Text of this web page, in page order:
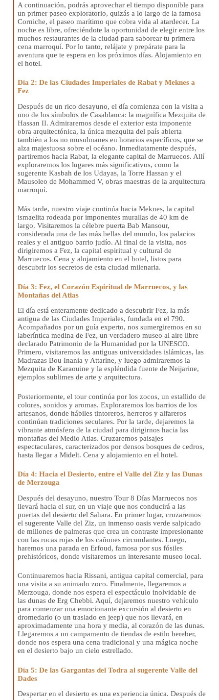
A continuación, podrás aprovechar el tiempo disponible para
un primer paseo exploratorio, quizás a lo largo de la famosa
Corniche, el paseo marítimo que cobra vida al atardecer. La
noche es libre, ofreciéndote la oportunidad de elegir entre los
muchos restaurantes de la ciudad para saborear tu primera
cena marroquí. Por lo tanto, relájate y prepárate para la
aventura que te espera en los próximos días. Alojamiento en
el hotel.
Día 2: De las Ciudades Imperiales de Rabat y Meknes a
Fez
Después de un rico desayuno, el día comienza con la visita a
uno de los símbolos de Casablanca: la magnífica Mezquita de
Hassan II. Admiraremos desde el exterior esta imponente
obra arquitectónica, la única mezquita del país abierta
también a los no musulmanes en horarios específicos, que se
alza majestuosa sobre el océano. Inmediatamente después,
partiremos hacia Rabat, la elegante capital de Marruecos. Allí
exploraremos los lugares más significativos, como la
sugerente Kasbah de los Udayas, la Torre Hassan y el
Mausoleo de Mohammed V, obras maestras de la arquitectura
marroquí.
Más tarde, nuestro viaje continúa hacia Meknes, la capital
ismaelita rodeada por imponentes murallas de 40 km de
largo. Visitaremos la célebre puerta Bab Mansour,
considerada una de las más bellas del mundo, los palacios
reales y el antiguo barrio judío. Al final de la visita, nos
dirigiremos a Fez, la capital espiritual y cultural de
Marruecos. Cena y alojamiento en el hotel, listos para
descubrir los secretos de esta ciudad milenaria.
Día 3: Fez, el Corazón Espiritual de Marruecos, y las
Montañas del Atlas
El día está enteramente dedicado a descubrir Fez, la más
antigua de las Ciudades Imperiales, fundada en el 790.
Acompañados por un guía experto, nos sumergiremos en su
laberíntica medina de Fez, un verdadero museo al aire libre
declarado Patrimonio de la Humanidad por la UNESCO.
Primero, visitaremos las antiguas universidades islámicas, las
Madrazas Bou Inania y Attarine, y luego admiraremos la
Mezquita de Karaouine y la espléndida fuente de Neijarine,
ejemplos sublimes de arte y arquitectura.
Posteriormente, el tour continúa por los zocos, un estallido de
colores, sonidos y aromas. Exploraremos los barrios de los
artesanos, donde hábiles tintoreros, herreros y alfareros
continúan tradiciones seculares. Por la tarde, dejaremos la
vibrante atmósfera de la ciudad para dirigirnos hacia las
montañas del Medio Atlas. Cruzaremos paisajes
espectaculares, caracterizados por densos bosques de cedros,
hasta llegar a Midelt. Cena y alojamiento en el hotel.
Día 4: Hacia el Desierto, entre el Valle del Ziz y las Dunas
de Merzouga
Después del desayuno, nuestro Tour 8 Días Marruecos nos
llevará hacia el sur, en un viaje que nos conducirá a las
puertas del desierto del Sahara. En primer lugar, cruzaremos
el sugerente Valle del Ziz, un inmenso oasis verde salpicado
de millones de palmeras que crea un contraste impresionante
con las rocas rojas de los cañones circundantes. Luego,
haremos una parada en Erfoud, famosa por sus fósiles
prehistóricos, donde visitaremos un interesante museo local.
Continuaremos hacia Rissani, antigua capital comercial, para
una visita a su animado zoco. Finalmente, llegaremos a
Merzouga, donde nos espera el espectáculo inolvidable de
las dunas de Erg Chebbi. Aquí, dejaremos nuestro vehículo
para comenzar una emocionante excursión al desierto en
dromedario (o un traslado en jeep) que nos llevará, en
aproximadamente una hora y media, al corazón de las dunas.
Llegaremos a un campamento de tiendas de estilo bereber,
donde nos espera una cena tradicional y una mágica noche
en el desierto bajo un cielo estrellado.
Día 5: De las Gargantas del Todra al sugerente Valle del
Dades
Despertar en el desierto es una experiencia única. Después de